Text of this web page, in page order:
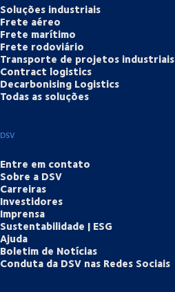
Soluções industriais
Frete aéreo
Frete marítimo
Frete rodoviário
Transporte de projetos industriais
Contract logistics
Decarbonising Logistics
Todas as soluções
DSV
Entre em contato
Sobre a DSV
Carreiras
Investidores
Imprensa
Sustentabilidade | ESG
Ajuda
Boletim de Notícias
Conduta da DSV nas Redes Sociais